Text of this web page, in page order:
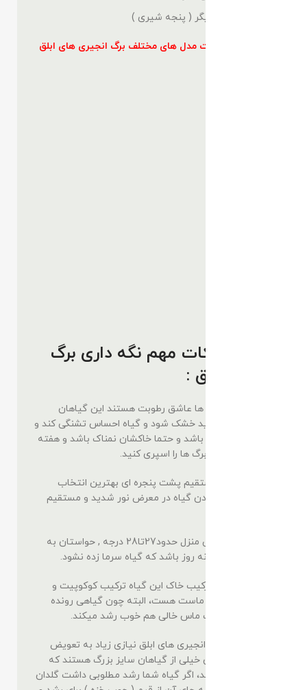
برگ انجیری تایگر ( پنجه شیری )
تفاوت مدل های مختلف برگ انجیری های ابلق
شرایط و نکات مهم نگه داری برگ
انجیری ابلق :
انجیری ها عاشق رطوبت هستند این گیاهان
زینتی، خاکش نباید خشک شود و گیاه احساس تشنگی کند و
همیشه هواستان باشد و حتما خاکشان نمناک باشد و هفته
ای یکبار هم روی برگ ها را اسپری کنید.
نور غیر مستقیم پشت پنجره ای بهترین انتخاب
میباشد , از قرار دادن گیاه در معرض نور شدید و مستقیم
: دمای طبیعی منزل حدود27تا28 درجه , حواستان به
اختلاف دمای شبانه روز باشد که گیاه سرما زده نشود.
: بهترین ترکیب خاک این گیاه ترکیب کوکوپیت و
پرلیت همراه پیت ماست هست، البته چون گیاهی رونده
میباشد داخل پیت ماس خالی هم خوب رشد میکند.
: انجیری های ابلق نیازی زیاد به تعویض
گلدان ندارند، چون خیلی از گیاهان سایز بزرگ هستند که
گلدانی کوچک دارند، اگر گیاه شما رشد مطلوبی داشت گلدان